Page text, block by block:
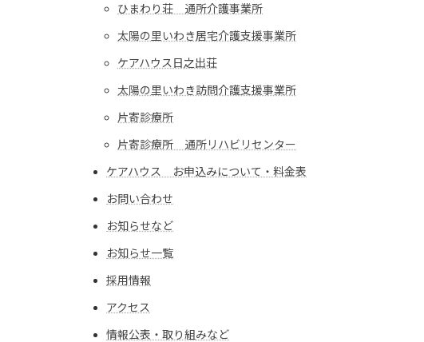
ひまわり荘 通所介護事業所
太陽の里いわき居宅介護支援事業所
ケアハウス日之出荘
太陽の里いわき訪問介護支援事業所
片寄診療所
片寄診療所 通所リハビリセンター
ケアハウス お申込みについて・料金表
お問い合わせ
お知らせなど
お知らせ一覧
採用情報
アクセス
情報公表・取り組みなど